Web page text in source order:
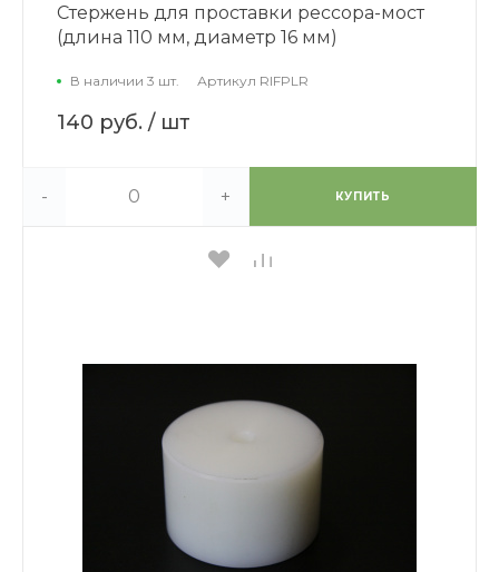
Стержень для проставки рессора-мост
(длина 110 мм, диаметр 16 мм)
В наличии 3 шт. Артикул RIFPLR
140 руб. / шт
- + КУПИТЬ